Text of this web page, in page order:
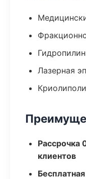
Лазерная
Рассрочка
клиентов